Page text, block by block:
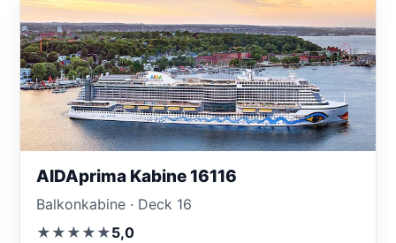
AIDAprima Kabine 16116
Balkonkabine · Deck 16
★★★★★5,0